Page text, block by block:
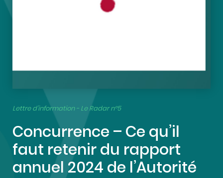
Lettre d’information - Le Radar n°5
Concurrence – Ce qu’il
faut retenir du rapport
annuel 2024 de l’Autorité